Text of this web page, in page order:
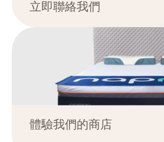
立即聯絡我們
體驗我們的商店